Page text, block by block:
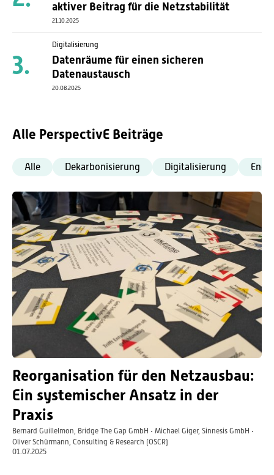
aktiver Beitrag für die Netzstabilität
21.10.2025
Digitalisierung
Datenräume für einen sicheren
Datenaustausch
20.08.2025
Alle PerspectivE Beiträge
Alle Dekarbonisierung Digitalisierung
Reorganisation für den Netzausbau:
Ein systemischer Ansatz in der
Praxis
Bernard Guillelmon, Bridge The Gap GmbH
Michael Giger, Sinnesis GmbH
Oliver Schürmann, Consulting & Research (OSCR)
01.07.2025